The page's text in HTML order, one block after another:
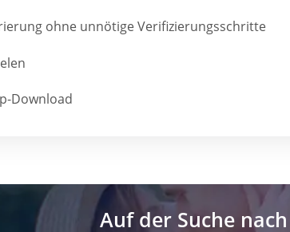
ohne unnötige Verifizierungsschritte
Download
Auf der Suche